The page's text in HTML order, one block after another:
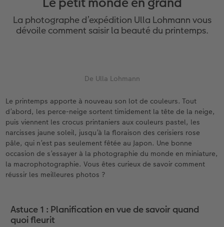
Étui personnalisé
Pochette souvenirs
Couverture en cuir et en lin
Premières étapes
Possibilités de commande
Exemples
Témoignages clients
Tirages photo sur papier recyclé
Poster premium
Autocollants photo
Tirages immédiats
Photo d’identité
Accessoires
Affiche carte personnalisée
Pêle-mêle
Photo sous plexi
Photo sur alu-dibond
Photo sur bois
Tableau photo Prestige
Photo sur carton mousse
Autres occasions
Cartes à rabat
Cartes postales
Carte à l’unité
Décoration
Jeux
Animaux de compagnie
Faber-Castell
Tirages créatifs
Boîte cadeau photo
Idées de cadeaux
Calendriers muraux avec design
Calendrier mural A4
Calendrier mural A3
Calendrier de bureau carré
Accessoires
Carte de vœux personnalisée
Planche de photos
Photo polyptique
Photos d’identité biométriques
Trouvez un magasin
pour l’anniversaire
Cadeaux de fête des mères
Cadeaux photo pour Pâques
pour les jeunes mariés
pour l’EVJF
Mariage
Livre de l’année
Témoignages
La photographe d’expédition Ulla Lohmann vous
dévoile comment saisir la beauté du printemps.
De Ulla Lohmann
Le printemps apporte à nouveau son lot de couleurs. Tout
d’abord, les perce-neige sortent timidement la tête de la neige,
puis viennent les crocus printaniers aux couleurs pastel, les
narcisses jaune soleil, jusqu’à la floraison des cerisiers rose
pâle, qui n’est pas seulement fêtée au Japon. Une bonne
occasion de s’essayer à la photographie du monde en miniature,
la macrophotographie. Vous êtes curieux de savoir comment
réussir les meilleures photos ?
Astuce 1 : Planification en vue de savoir quand
quoi fleurit